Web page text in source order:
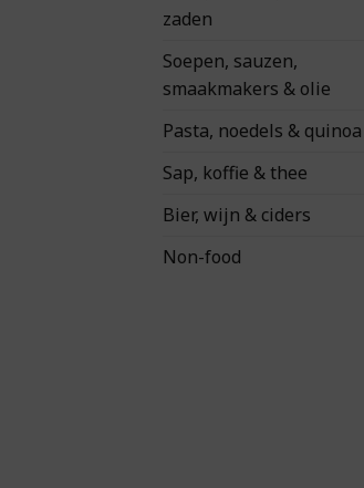
zaden
Soepen, sauzen,
smaakmakers & olie
Pasta, noedels & quinoa
Sap, koffie & thee
Bier, wijn & ciders
Non-food